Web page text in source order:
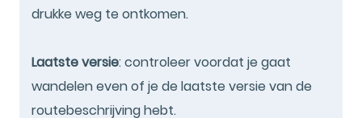
drukke weg te ontkomen.
Laatste versie: controleer voordat je gaat
wandelen even of je de laatste versie van de
routebeschrijving hebt.